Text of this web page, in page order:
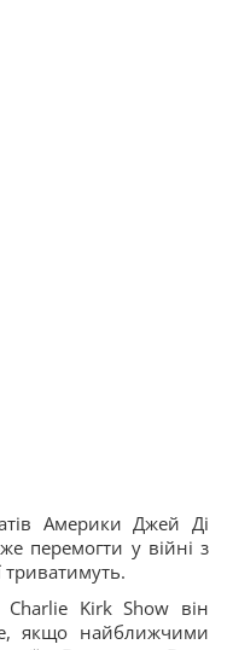
Америки Джей Ді
перемогти у війні з
триватимуть.
Kirk Show він
якщо найближчими